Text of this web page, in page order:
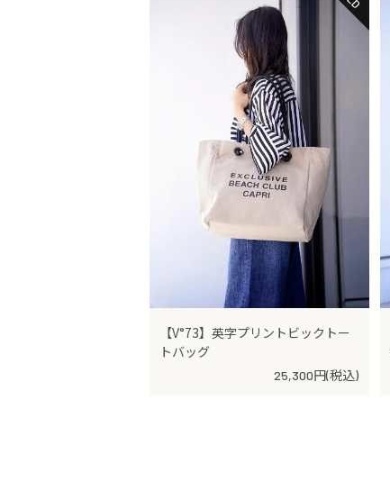
【V°73】英字プリントビックトー
トバッグ
25,300円(税込)